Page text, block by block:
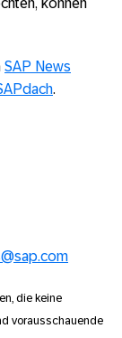
können
SAP News
.
die keine
vorausschauende